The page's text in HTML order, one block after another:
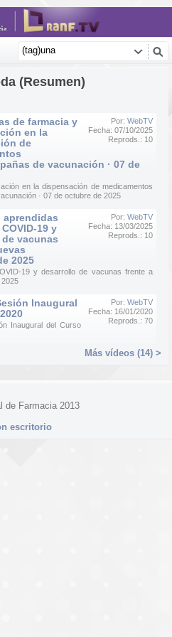
(Resumen)
Por: WebTV
Fecha: 07/10/2025
Reprods.: 10
de farmacia y
en la
de
de vacunación · 07 de
en la dispensación de medicamentos
· 07 de octubre de 2025
Por: WebTV
Fecha: 13/03/2025
Reprods.: 10
aprendidas
19 y
vacunas
2025
19 y desarrollo de vacunas frente a
Por: WebTV
Fecha: 16/01/2020
Reprods.: 70
Inaugural
Inaugural del Curso
Más vídeos (14) >
de Farmacia 2013
escritorio